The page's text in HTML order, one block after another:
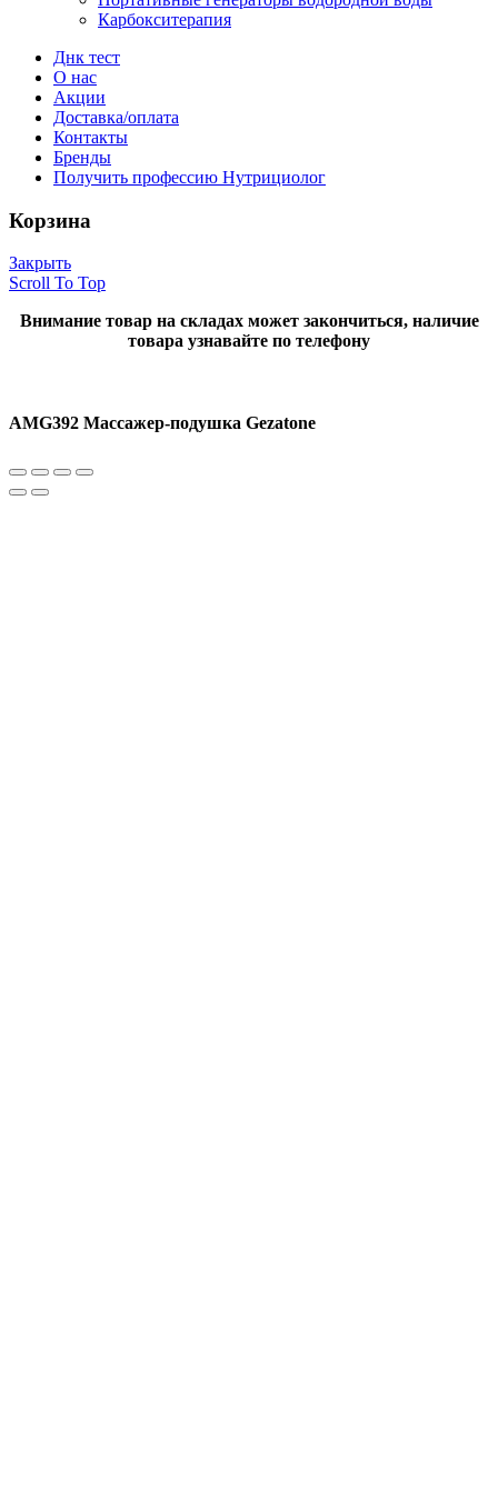
Карбокситерапия
Днк тест
О нас
Акции
Доставка/оплата
Контакты
Бренды
Получить профессию Нутрициолог
Корзина
Закрыть
Scroll To Top
Внимание товар на складах может закончиться, наличие
товара узнавайте по телефону
AMG392 Массажер-подушка Gezatone